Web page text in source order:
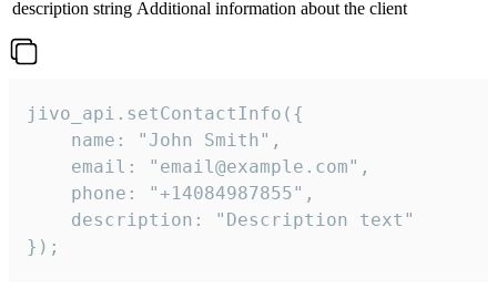
description string Additional information about the client
jivo_api.setContactInfo({
    name: "John Smith",
    email: "email@example.com",
    phone: "+14084987855",
    description: "Description text"
});